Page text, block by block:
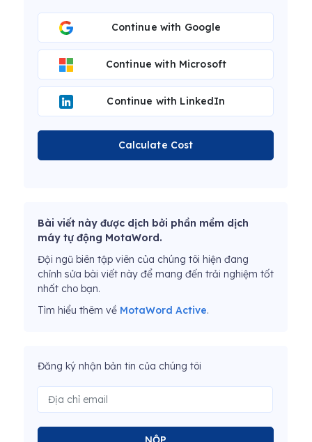
Continue with Google
Continue with Microsoft
Continue with LinkedIn
Calculate Cost
Bài viết này được dịch bởi phần mềm dịch
máy tự động MotaWord.
Đội ngũ biên tập viên của chúng tôi hiện đang
chỉnh sửa bài viết này để mang đến trải nghiệm tốt
nhất cho bạn.
Tìm hiểu thêm về MotaWord Active.
Đăng ký nhận bản tin của chúng tôi